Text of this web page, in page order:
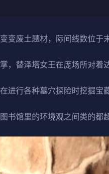
变废土题材，际间线数位于
，替泽塔女王在庞场所对着
进行各种墓穴探险时挖掘宝
书馆里的环境观之间类的都